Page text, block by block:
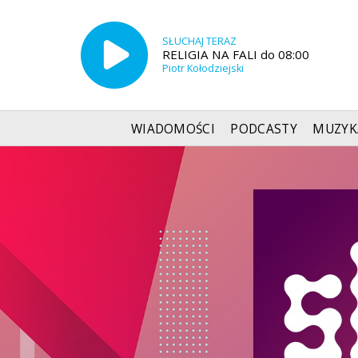
SŁUCHAJ TERAZ
RELIGIA NA FALI do 08:00
Piotr Kołodziejski
WIADOMOŚCI PODCASTY